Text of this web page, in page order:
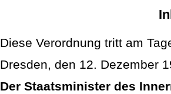
Diese Verordnung tritt am
Dresden, den 12. Dezember
Der Staatsminister des